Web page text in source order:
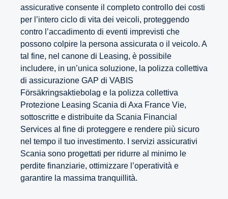
assicurative consente il completo controllo dei costi
per l’intero ciclo di vita dei veicoli, proteggendo
contro l’accadimento di eventi imprevisti che
possono colpire la persona assicurata o il veicolo. A
tal fine, nel canone di Leasing, è possibile
includere, in un’unica soluzione, la polizza collettiva
di assicurazione GAP di VABIS
Försäkringsaktiebolag e la polizza collettiva
Protezione Leasing Scania di Axa France Vie,
sottoscritte e distribuite da Scania Financial
Services al fine di proteggere e rendere più sicuro
nel tempo il tuo investimento. I servizi assicurativi
Scania sono progettati per ridurre al minimo le
perdite finanziarie, ottimizzare l’operatività e
garantire la massima tranquillità.